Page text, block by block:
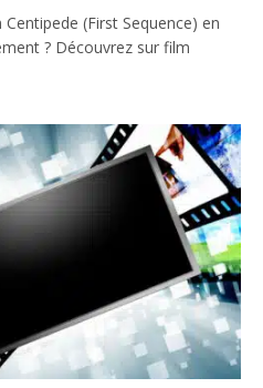
(First Sequence) en
? Découvrez sur film